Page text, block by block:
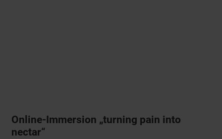
Online-Immersion „turning pain into
nectar“